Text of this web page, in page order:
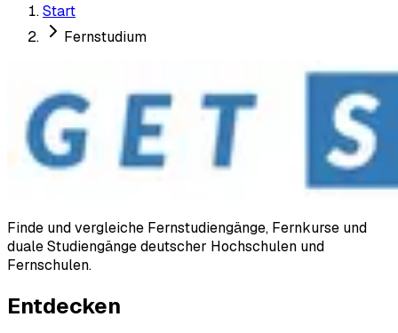
Start
Fernstudium
Finde und vergleiche Fernstudiengänge, Fernkurse und
duale Studiengänge deutscher Hochschulen und
Fernschulen.
Entdecken